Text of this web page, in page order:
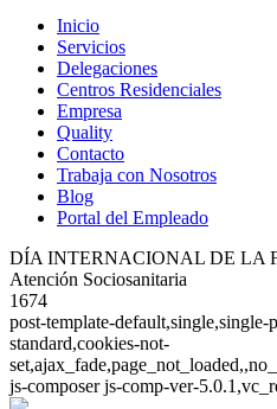
Inicio
Servicios
Delegaciones
Centros Residenciales
Empresa
Quality
Contacto
Trabaja con Nosotros
Blog
Portal del Empleado
DÍA INTERNACIONAL DE LA
Atención Sociosanitaria
1674
post-template-
standard,cookies-not-
js-composer js-comp-ver-